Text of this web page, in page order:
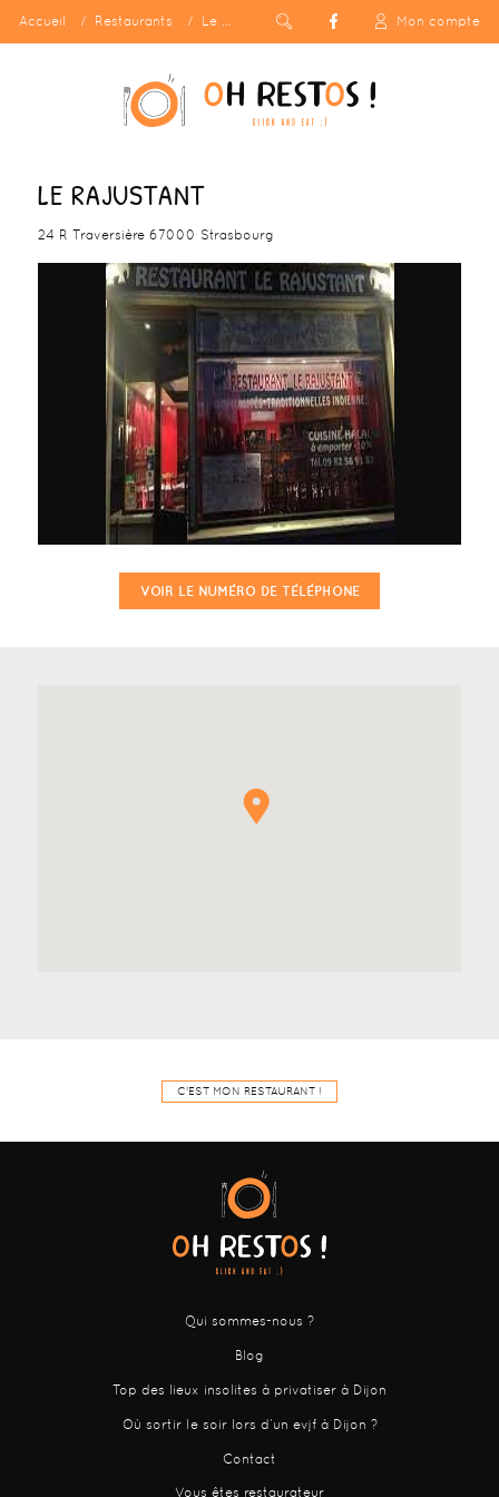
Accueil Restaurants Le Rajustant Mon compte
LE RAJUSTANT
24 R Traversière 67000 Strasbourg
VOIR LE NUMÉRO DE TÉLÉPHONE
C'EST MON RESTAURANT !
Qui sommes-nous ?
Blog
Top des lieux insolites à privatiser à Dijon
Où sortir le soir lors d’un evjf à Dijon ?
Contact
Vous êtes restaurateur